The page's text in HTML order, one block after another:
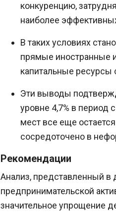
конкуренцию,
наиболее
В таких условиях
прямые иностранные
капитальные ресурсы
Эти выводы
уровне 4,7% в период
мест все еще
сосредоточено в
Рекомендации
Анализ, представленный в
предпринимательской
значительное упрощение